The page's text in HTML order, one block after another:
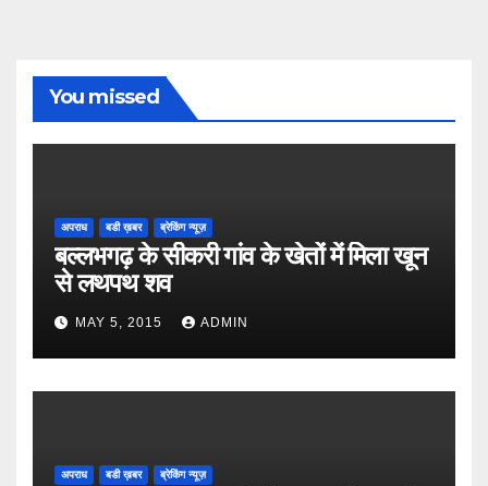
You missed
अपराध बडी ख़बर ब्रेकिंग न्यूज़
बल्लभगढ़ के सीकरी गांव के खेतों में मिला खून
से लथपथ शव
MAY 5, 2015 ADMIN
अपराध बडी ख़बर ब्रेकिंग न्यूज़